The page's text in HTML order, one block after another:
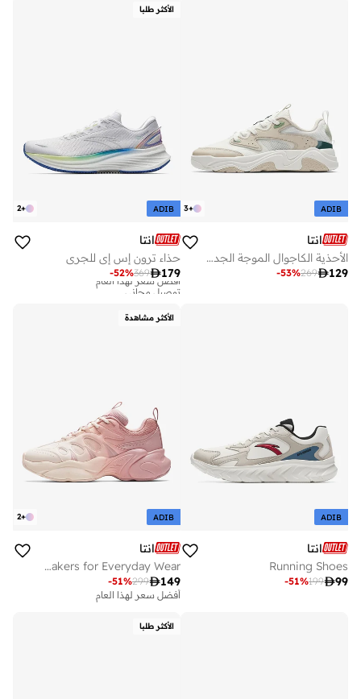
+
3 ADIB
انتا
الأحذية الكاجوال الموجة الجديدة بيضاء
129
269
-53%
الأكثر طلبا
+
2 ADIB
انتا
حذاء ترون إس إي للجري
179
369
-52%
أفضل سعر لهذا العام
توصيل مجاني
توصيل مجاني
ADIB
انتا
Running Shoes
99
199
-51%
الأكثر مشاهدة
+
2 ADIB
انتا
NUTS 3.0 | Ultra-Soft Lightweight Sneakers for Everyday Wear
149
299
-51%
أفضل سعر لهذا العام
الأكثر طلبا